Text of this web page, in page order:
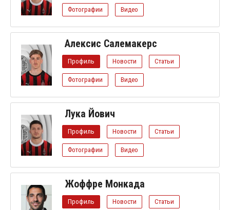
Фотографии Видео
Алексис Салемакерс
Профиль Новости Статьи
Фотографии Видео
Лука Йович
Профиль Новости Статьи
Фотографии Видео
Жоффре Монкада
Профиль Новости Статьи